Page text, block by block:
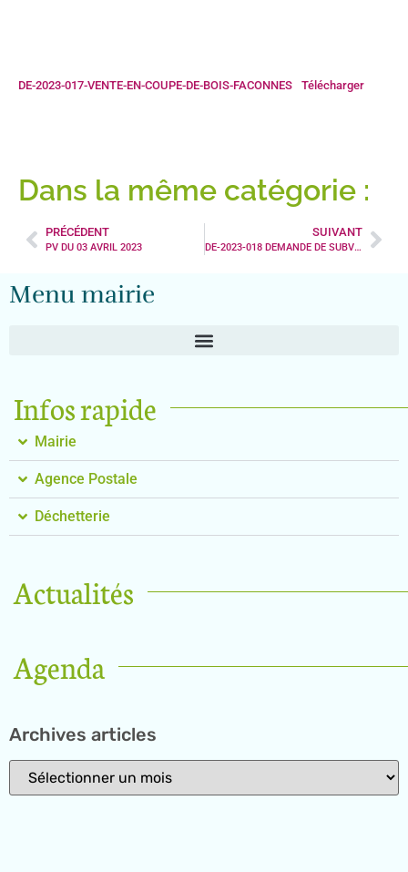
DE-2023-017-VENTE-EN-COUPE-DE-BOIS-FACONNES Télécharger
Dans la même catégorie :
PRÉCÉDENT
PV DU 03 AVRIL 2023
SUIVANT
DE-2023-018 DEMANDE DE SUBVENTION AMENDES DE POLICE-BARRIERES PONT DE JUAN
Menu mairie
Infos rapide
Mairie
Agence Postale
Déchetterie
Actualités
Agenda
Archives articles